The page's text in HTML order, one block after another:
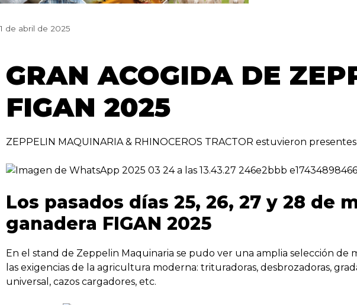
1 de abril de 2025
GRAN ACOGIDA DE
FIGAN 2025
ZEPPELIN MAQUINARIA & RHINOCEROS TRACTOR estuvieron
Los pasados días 25, 26, 27 y 28
ganadera FIGAN 2025
En el stand de Zeppelin Maquinaria se pudo ver una amplia selección
las exigencias de la agricultura moderna: trituradoras, desbrozadoras,
universal, cazos cargadores, etc.